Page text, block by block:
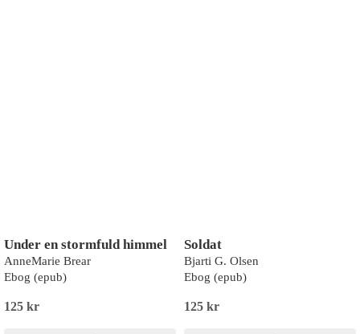
Under en stormfuld himmel
AnneMarie Brear
Ebog (epub)
125 kr
Soldat
Bjarti G. Olsen
Ebog (epub)
125 kr